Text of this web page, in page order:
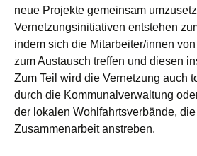
neue Projekte gemeinsam
Vernetzungsinitiativen entstehen
indem sich die Mitarbeiter/innen
zum Austausch treffen und diesen
Zum Teil wird die Vernetzung auch
durch die Kommunalverwaltung
der lokalen Wohlfahrtsverbände,
Zusammenarbeit anstreben.